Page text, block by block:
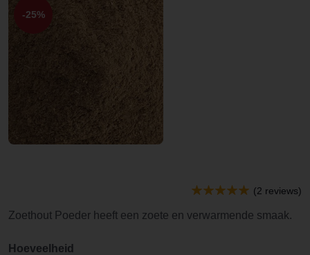
-25%
(2 reviews)
Zoethout Poeder heeft een zoete en verwarmende smaak.
Hoeveelheid